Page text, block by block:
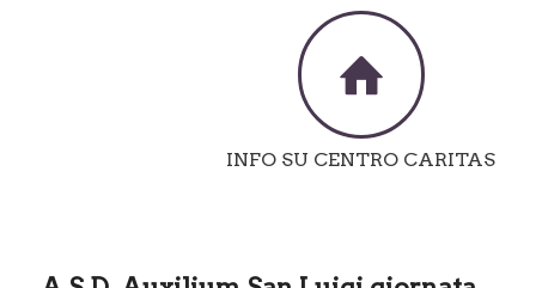
INFO SU CENTRO CARITAS